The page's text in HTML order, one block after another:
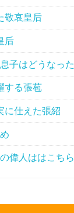
敬哀皇后
后
子はどうなっ
する張苞
に仕えた張紹
偉人ははこち